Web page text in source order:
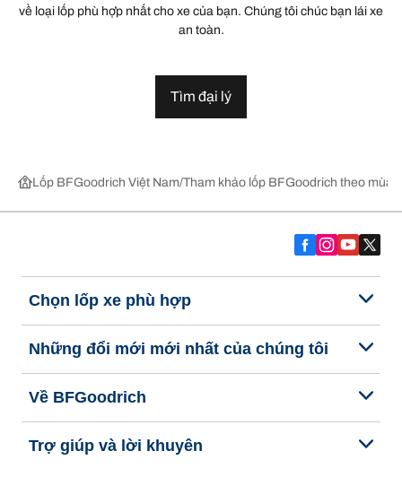
về loại lốp phù hợp nhất cho xe của bạn. Chúng tôi chúc bạn lái xe
an toàn.
Tìm đại lý
Lốp BFGoodrich Việt Nam Tham khảo lốp BFGoodrich theo
Chọn lốp xe phù hợp
Những đổi mới mới nhất của chúng tôi
Về BFGoodrich
Trợ giúp và lời khuyên